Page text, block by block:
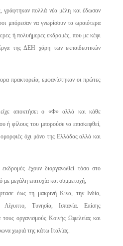
γράφτηκαν πολλά νέα μέλη και έδωσαν
μπόρεσαν να γνωρίσουν τα ωραιότερα
ή πολυήμερες εκδρομές, που με κέφι
της ΔΕΗ χάρη των εκπαιδευτικών
πρακτορεία, εμφανίστηκαν οι πρώτες
αποκτήσει ο «Φ» αλλά και κάθε
ή φίλους του μπορούσε να επισκεφθεί,
ομορφιές όχι μόνο της Ελλάδας αλλά και
έχουν διοργανωθεί τόσο στο
μεγάλη επιτυχία και συμμετοχή,
έως τη μακρινή Κίνα, την Ινδία,
Αίγυπτο, Τυνησία, Ισπανία. Επίσης
οργανισμούς Κοινής Ωφελείας και
χωριά της κάτω Ιταλίας.